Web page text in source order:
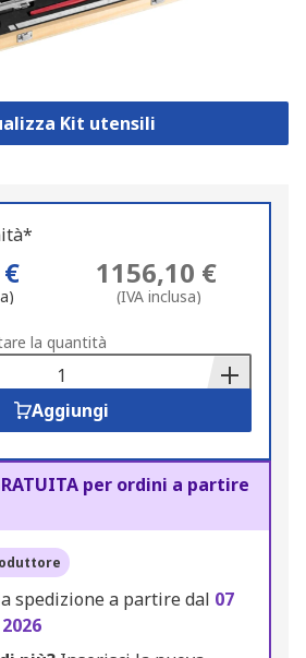
Kit utensili
1156,10 €
(IVA inclusa)
la quantità
Aggiungi
per ordini a partire
spedizione a partire dal 07